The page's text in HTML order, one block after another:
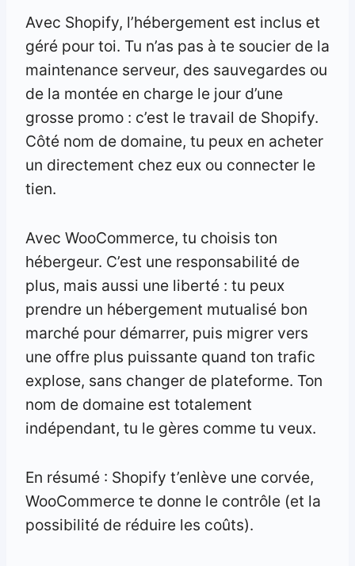
Avec Shopify, l’hébergement est inclus et
géré pour toi. Tu n’as pas à te soucier de la
maintenance serveur, des sauvegardes ou
de la montée en charge le jour d’une
grosse promo : c’est le travail de Shopify.
Côté nom de domaine, tu peux en acheter
un directement chez eux ou connecter le
tien.
Avec WooCommerce, tu choisis ton
hébergeur. C’est une responsabilité de
plus, mais aussi une liberté : tu peux
prendre un hébergement mutualisé bon
marché pour démarrer, puis migrer vers
une offre plus puissante quand ton trafic
explose, sans changer de plateforme. Ton
nom de domaine est totalement
indépendant, tu le gères comme tu veux.
En résumé : Shopify t’enlève une corvée,
WooCommerce te donne le contrôle (et la
possibilité de réduire les coûts).